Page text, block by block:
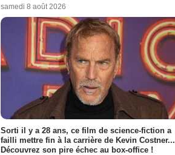
samedi 8 août 2026
Sorti il y a 28 ans, ce film de science-fiction a
failli mettre fin à la carrière de Kevin Costner...
Découvrez son pire échec au box-office !